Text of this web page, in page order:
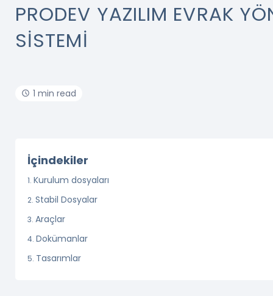
PRODEV YAZILIM EVRAK
SISTEMI
1 min read
İçindekiler
Kurulum dosyaları
Stabil Dosyalar
Araçlar
Dokümanlar
Tasarımlar